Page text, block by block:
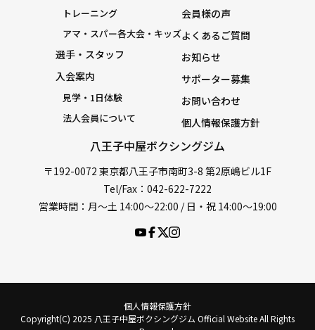
八王子中屋ボクシングジム
〒192-0072 東京都八王子市南町3-8 第2原嶋ビル1F
Tel/Fax：042-622-7222
営業時間：月〜土 14:00〜22:00 / 日・祝 14:00〜19:00
トレーニング
アマ・スパー各大会・キッズ
選手・スタッフ
入会案内
見学・1日体験
法人会員について
会員様の声
よくあるご質問
お知らせ
サポーター募集
お問い合わせ
個人情報保護方針
個人情報保護方針
Copyright(C) 2025 八王子中屋ボクシングジム Official Website All Rights